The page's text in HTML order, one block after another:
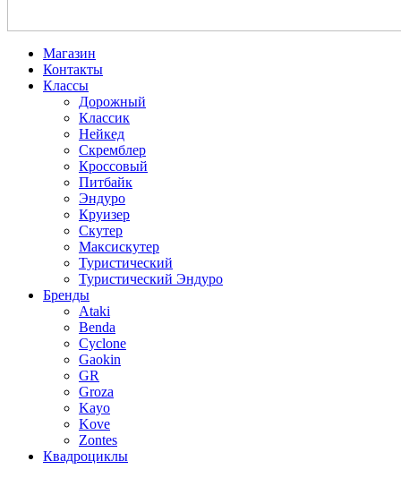
Магазин
Контакты
Классы
Дорожный
Классик
Нейкед
Скремблер
Кроссовый
Питбайк
Эндуро
Круизер
Скутер
Максискутер
Туристический
Туристический Эндуро
Бренды
Ataki
Benda
Cyclone
Gaokin
GR
Groza
Kayo
Kove
Zontes
Квадроциклы